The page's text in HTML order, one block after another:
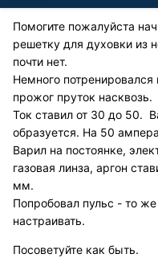
Помогите пожалуйста
решетку для духовки из
почти нет.
Немного
прожог пруток насквозь.
Ток ставил от 30 до 50.
образуется. На 50
Варил на постоянке,
газовая линза, аргон
мм.
Попробовал пульс - то
настраивать.
Посоветуйте как быть.